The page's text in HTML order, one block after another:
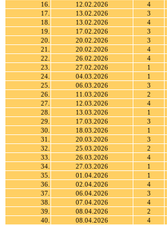
16.
12.02.2026 4
17.
13.02.2026 3
18.
13.02.2026 4
19.
17.02.2026 3
20.
20.02.2026 3
21.
20.02.2026 4
22.
26.02.2026 4
23.
27.02.2026 1
24.
04.03.2026 1
25.
06.03.2026 3
26.
11.03.2026 2
27.
12.03.2026 4
28.
13.03.2026 1
29.
17.03.2026 3
30.
18.03.2026 1
31.
20.03.2026 3
32.
25.03.2026 2
33.
26.03.2026 4
34.
27.03.2026 1
35.
01.04.2026 1
36.
02.04.2026 4
37.
06.04.2026 3
38.
07.04.2026 4
39.
08.04.2026 2
40.
08.04.2026 4